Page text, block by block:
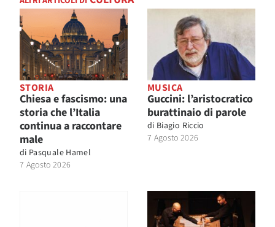
STORIA
Chiesa e fascismo: una
storia che l’Italia
continua a raccontare
male
di Pasquale Hamel
7 Agosto 2026
MUSICA
Guccini: l’aristocratico
burattinaio di parole
di Biagio Riccio
7 Agosto 2026